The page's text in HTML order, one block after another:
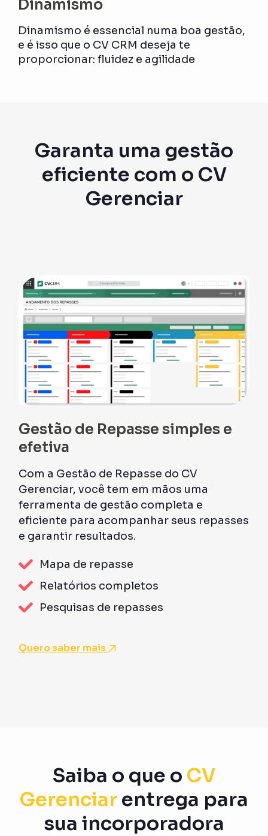
Dinamismo
Dinamismo é essencial numa boa gestão,
e é isso que o CV CRM deseja te
proporcionar: fluidez e agilidade
Garanta uma gestão
eficiente com o CV
Gerenciar
Gestão de Repasse simples e
efetiva
Com a Gestão de Repasse do CV
Gerenciar, você tem em mãos uma
ferramenta de gestão completa e
eficiente para acompanhar seus repasses
e garantir resultados.
Mapa de repasse
Relatórios completos
Pesquisas de repasses
Quero saber mais
Saiba o que o CV
Gerenciar entrega para
sua incorporadora